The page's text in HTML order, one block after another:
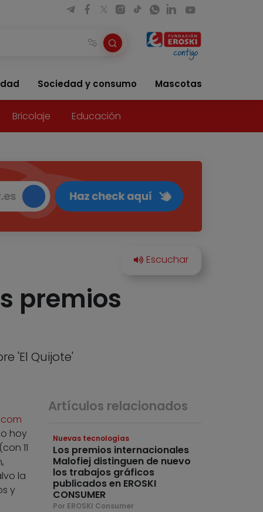
Sociedad y consumo Mascotas
Bricolaje Educación
premios
'El Quijote'
hoy
11
la
y
Artículos relacionados
Nuevas tecnologías
Los premios internacionales
Malofiej distinguen de nuevo
los trabajos gráficos
publicados en EROSKI
CONSUMER
Por EROSKI Consumer